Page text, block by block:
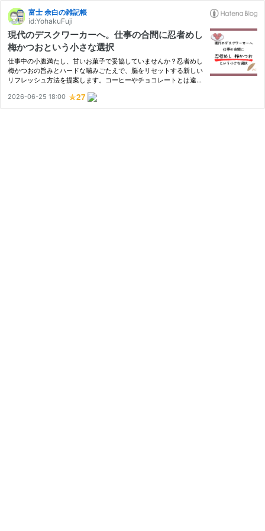
富士 余白の雑記帳
id:YohakuFuji
現代のデスクワーカーへ。仕事の合間に忍者めし
梅かつおという小さな選択
仕事中の小腹満たし、甘いお菓子で妥協していませんか？忍者めし
梅かつおの旨みとハードな噛みごたえで、脳をリセットする新しい
リフレッシュ方法を提案します。コーヒーやチョコレートとは違
2026-06-25 18:00